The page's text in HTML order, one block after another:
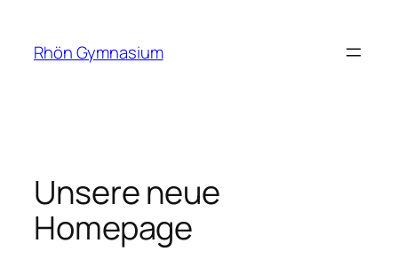
Rhön Gymnasium
Unsere neue
Homepage